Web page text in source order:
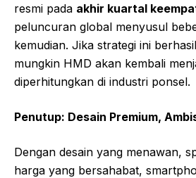
resmi pada akhir kuartal
peluncuran global menyusul
kemudian. Jika strategi ini
mungkin HMD akan kembali
diperhitungkan di industri ponsel.
Penutup: Desain Premium,
Dengan desain yang menawan,
harga yang bersahabat,